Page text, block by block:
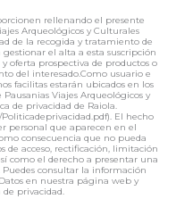
rellenando el presente
Arqueológicos y Culturales
de la recogida y tratamiento de
gestionar el alta a esta suscripción
oferta prospectiva de productos o
del interesado.Como usuario e
facilitas estarán ubicados en los
Viajes Arqueológicos y
de privacidad de Raiola.
El hecho
personal que aparecen en el
consecuencia que no pueda
de acceso, rectificación, limitación
como el derecho a presentar una
consultar la información
en nuestra página web y
privacidad.